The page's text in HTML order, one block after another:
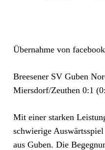
Übernahme von facebook
Breesener SV Guben
Miersdorf/Zeuthen 0:1
Mit einer starken
schwierige
aus Guben. Die